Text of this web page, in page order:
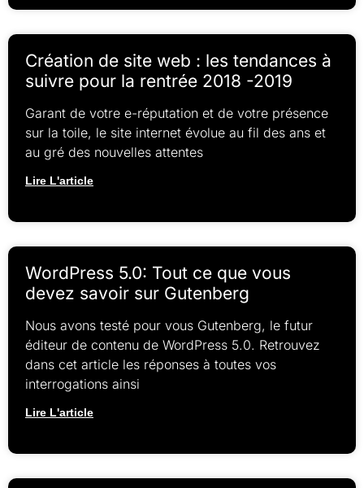
Création de site web : les tendances à
suivre pour la rentrée 2018 -2019
Garant de votre e-réputation et de votre présence
sur la toile, le site internet évolue au fil des ans et
au gré des nouvelles attentes
Lire L'article
WordPress 5.0: Tout ce que vous
devez savoir sur Gutenberg
Nous avons testé pour vous Gutenberg, le futur
éditeur de contenu de WordPress 5.0. Retrouvez
dans cet article les réponses à toutes vos
interrogations ainsi
Lire L'article